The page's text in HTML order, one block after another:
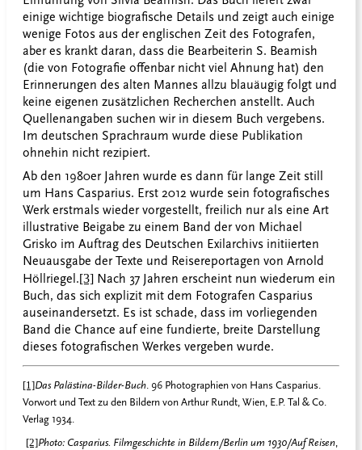
einige wichtige biografische Details und zeigt auch einige
wenige Fotos aus der englischen Zeit des Fotografen,
aber es krankt daran, dass die Bearbeiterin S. Beamish
(die von Fotografie offenbar nicht viel Ahnung hat) den
Erinnerungen des alten Mannes allzu blauäugig folgt und
keine eigenen zusätzlichen Recherchen anstellt. Auch
Quellenangaben suchen wir in diesem Buch vergebens.
Im deutschen Sprachraum wurde diese Publikation
ohnehin nicht rezipiert.
Ab den 1980er Jahren wurde es dann für lange Zeit still
um Hans Casparius. Erst 2012 wurde sein fotografisches
Werk erstmals wieder vorgestellt, freilich nur als eine Art
illustrative Beigabe zu einem Band der von Michael
Grisko im Auftrag des Deutschen Exilarchivs initiierten
Neuausgabe der Texte und Reisereportagen von Arnold
Höllriegel.[3] Nach 37 Jahren erscheint nun wiederum ein
Buch, das sich explizit mit dem Fotografen Casparius
auseinandersetzt. Es ist schade, dass im vorliegenden
Band die Chance auf eine fundierte, breite Darstellung
dieses fotografischen Werkes vergeben wurde.
[1]Das Palästina-Bilder-Buch. 96 Photographien von Hans Casparius.
Vorwort und Text zu den Bildern von Arthur Rundt, Wien, E.P. Tal & Co.
Verlag 1934.
[2]Photo: Casparius. Filmgeschichte in Bildern/Berlin um 1930/Auf Reisen,